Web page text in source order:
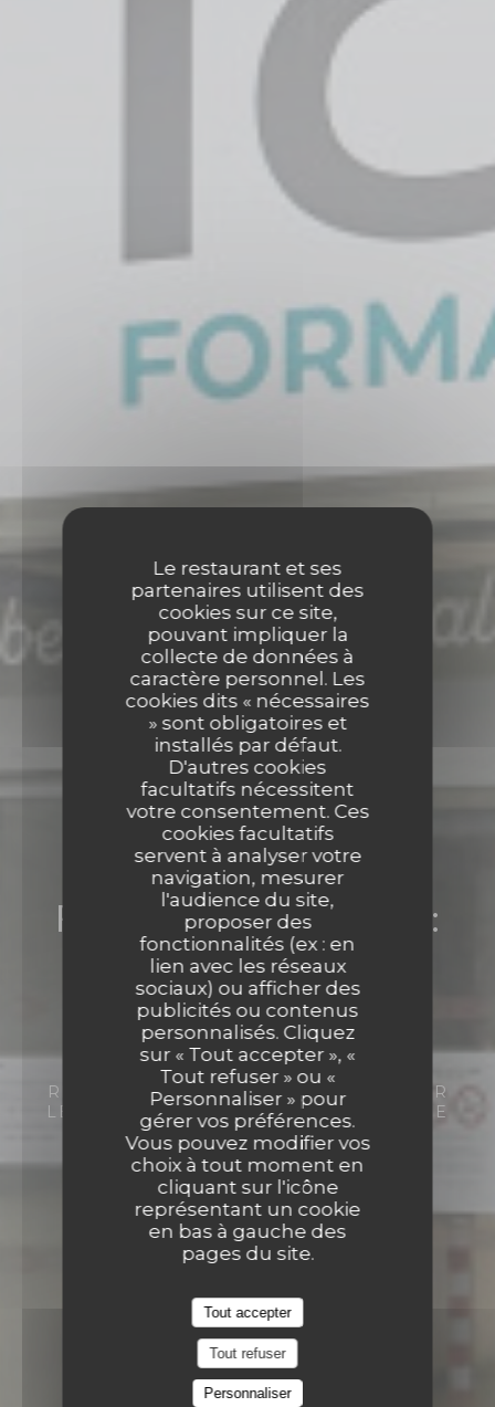
Le restaurant et ses
partenaires utilisent des
cookies sur ce site,
pouvant impliquer la
collecte de données à
caractère personnel. Les
cookies dits « nécessaires
» sont obligatoires et
installés par défaut.
D'autres cookies
facultatifs nécessitent
votre consentement. Ces
cookies facultatifs
servent à analyser votre
navigation, mesurer
l'audience du site,
proposer des
fonctionnalités (ex : en
lien avec les réseaux
sociaux) ou afficher des
publicités ou contenus
personnalisés. Cliquez
sur « Tout accepter », «
Tout refuser » ou «
Personnaliser » pour
gérer vos préférences.
Vous pouvez modifier vos
choix à tout moment en
cliquant sur l'icône
représentant un cookie
en bas à gauche des
pages du site.
Tout accepter
Tout refuser
Personnaliser
Restaurant pédagogique :
Salles de restaurants
"L'Appli" et "Vin/20"
RESTAURATION TRADITIONNELLE POUR
LES GROUPES ET INDIVIDUELS
8 RUE
CLAUDE BLOCH 14000 CAEN
Restaurant pédagogique :
Salles de restaurants "L'Appli" et "Vin/20"